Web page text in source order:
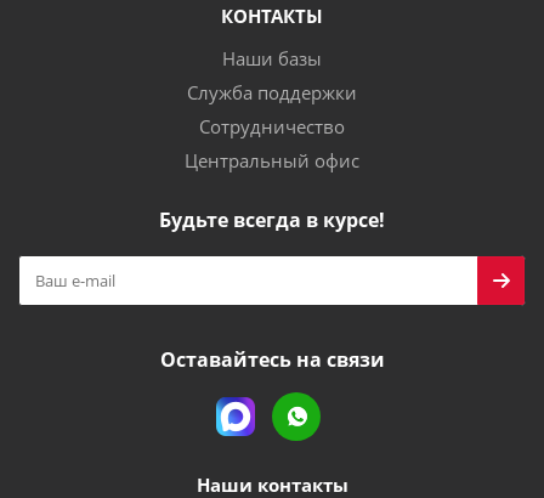
КОНТАКТЫ
Наши базы
Служба поддержки
Сотрудничество
Центральный офис
Будьте всегда в курсе!
Оставайтесь на связи
Наши контакты